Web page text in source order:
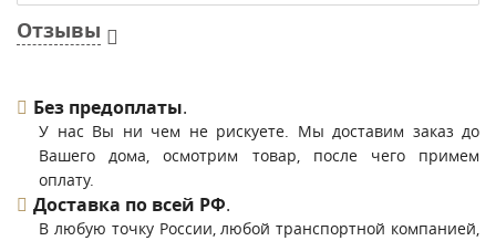
Отзывы
Без предоплаты.
У нас Вы ни чем не рискуете. Мы доставим заказ до
Вашего дома, осмотрим товар, после чего примем
оплату.
Доставка по всей РФ.
В любую точку России, любой транспортной компанией,